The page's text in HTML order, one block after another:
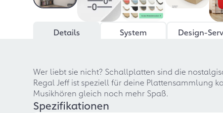
Details
System Design-
Wer liebt sie nicht? Schallplatten sind die
Regal Jeff ist speziell für deine Plattensammlung
Musikhören gleich noch mehr Spaß.
Spezifikationen